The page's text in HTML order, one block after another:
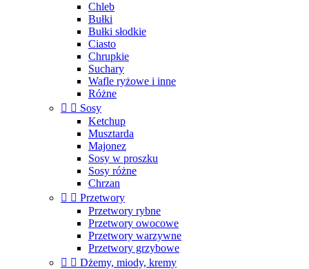
Chleb
Bułki
Bułki słodkie
Ciasto
Chrupkie
Suchary
Wafle ryżowe i inne
Różne
  Sosy
Ketchup
Musztarda
Majonez
Sosy w proszku
Sosy różne
Chrzan
  Przetwory
Przetwory rybne
Przetwory owocowe
Przetwory warzywne
Przetwory grzybowe
  Dżemy, miody, kremy